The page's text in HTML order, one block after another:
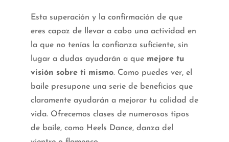
Esta superación y la confirmación de que
eres capaz de llevar a cabo una actividad en
la que no tenías la confianza suficiente, sin
lugar a dudas ayudarán a que mejore tu
visión sobre ti mismo. Como puedes ver, el
baile presupone una serie de beneficios que
claramente ayudarán a mejorar tu calidad de
vida. Ofrecemos clases de numerosos tipos
de baile, como Heels Dance, danza del